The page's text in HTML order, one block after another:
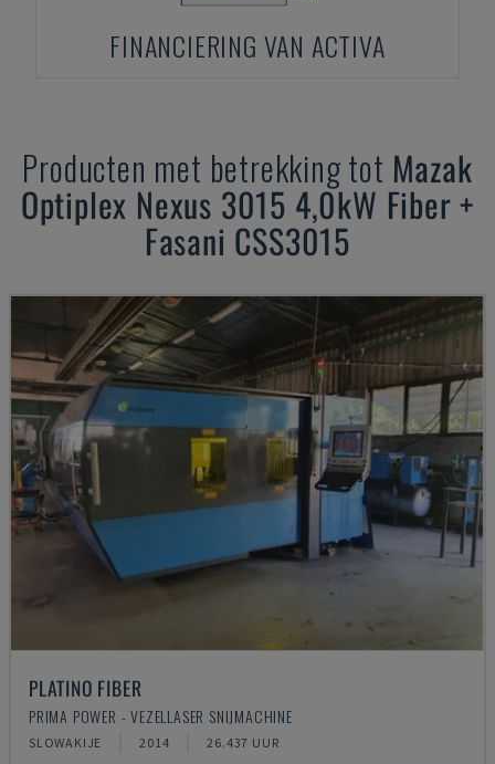
FINANCIERING VAN ACTIVA
Producten met betrekking tot Mazak
Optiplex Nexus 3015 4,0kW Fiber +
Fasani CSS3015
PLATINO FIBER
PRIMA POWER - VEZELLASER SNIJMACHINE
SLOWAKIJE 2014 26.437 UUR